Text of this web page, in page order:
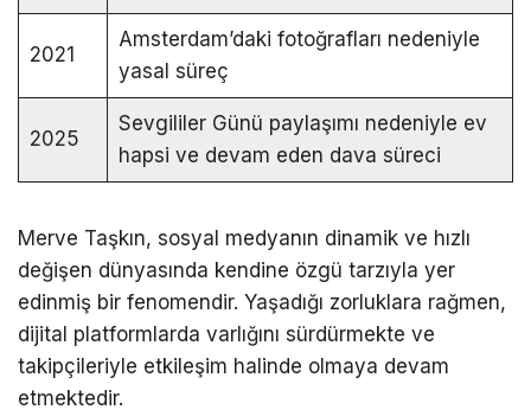
2021
Amsterdam’daki fotoğrafları nedeniyle
yasal süreç
2025
Sevgililer Günü paylaşımı nedeniyle ev
hapsi ve devam eden dava süreci
Merve Taşkın, sosyal medyanın dinamik ve hızlı
değişen dünyasında kendine özgü tarzıyla yer
edinmiş bir fenomendir. Yaşadığı zorluklara rağmen,
dijital platformlarda varlığını sürdürmekte ve
takipçileriyle etkileşim halinde olmaya devam
etmektedir.